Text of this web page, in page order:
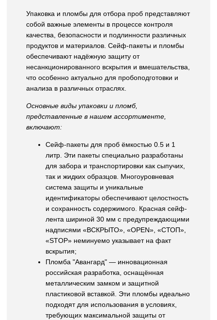
Упаковка и пломбы для отбора проб представляют
собой важные элементы в процессе контроля
качества, безопасности и подлинности различных
продуктов и материалов. Сейф-пакеты и пломбы
обеспечивают надёжную защиту от
несанкционированного вскрытия и вмешательства,
что особенно актуально для пробоподготовки и
анализа в различных отраслях.
Основные виды упаковки и пломб,
представленные в нашем ассортименте,
включают:
Сейф-пакеты для проб ёмкостью 0.5 и 1
литр. Эти пакеты специально разработаны
для забора и транспортировки как сыпучих,
так и жидких образцов. Многоуровневая
система защиты и уникальные
идентификаторы обеспечивают целостность
и сохранность содержимого. Красная сейф-
лента шириной 30 мм с предупреждающими
надписями «ВСКРЫТО», «OPEN», «СТОП»,
«STOP» неминуемо указывает на факт
вскрытия;
Пломба "Авангард" — инновационная
российская разработка, оснащённая
металлическим замком и защитной
пластиковой вставкой. Эти пломбы идеально
подходят для использования в условиях,
требующих максимальной защиты от